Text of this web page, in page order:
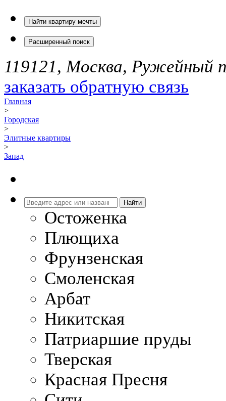
Найти квартиру мечты
Расширенный поиск
119121, Москва, Ружейный
заказать обратную связь
Главная
>
Городская
>
Элитные квартиры
>
Запад
Остоженка
Плющиха
Фрунзенская
Смоленская
Арбат
Никитская
Патриаршие пруды
Тверская
Красная Пресня